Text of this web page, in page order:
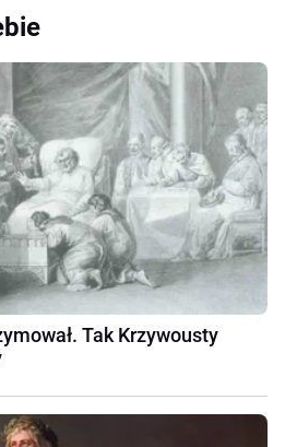
Tak Krzywousty